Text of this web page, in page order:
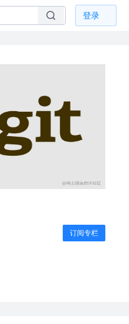
登录
订阅专栏